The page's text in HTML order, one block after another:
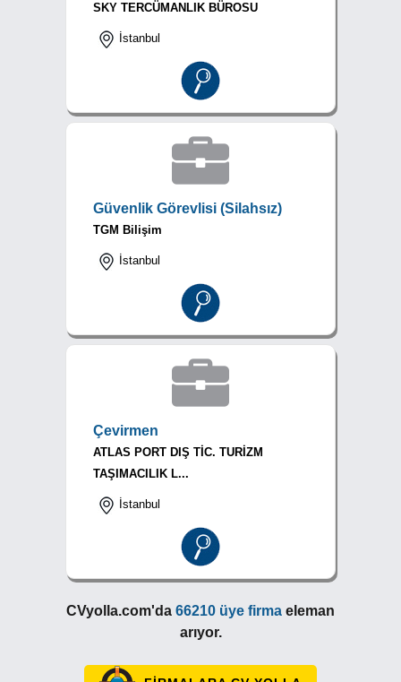
SKY TERCÜMANLIK BÜROSU
İstanbul
Güvenlik Görevlisi (Silahsız)
TGM Bilişim
İstanbul
Çevirmen
ATLAS PORT DIŞ TİC. TURİZM
TAŞIMACILIK L...
İstanbul
CVyolla.com'da 66210 üye firma eleman
arıyor.